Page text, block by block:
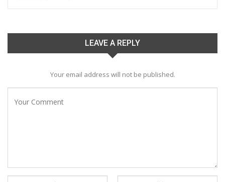
LEAVE A REPLY
Your email address will not be published.